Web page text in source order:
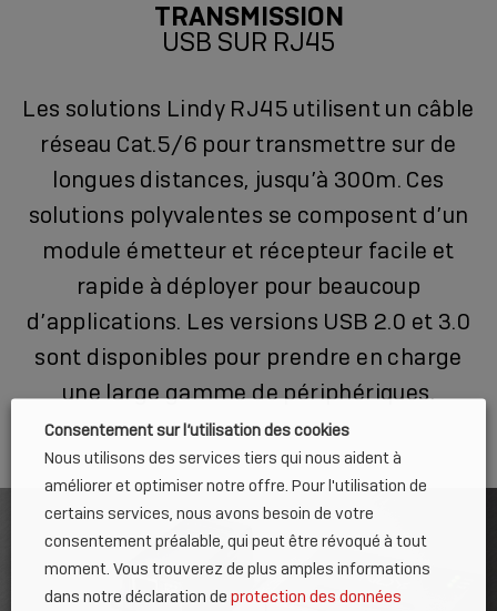
TRANSMISSION
USB SUR RJ45
Les solutions Lindy RJ45 utilisent un câble
réseau Cat.5/6 pour transmettre sur de
longues distances, jusqu’à 300m. Ces
solutions polyvalentes se composent d’un
module émetteur et récepteur facile et
rapide à déployer pour beaucoup
d’applications. Les versions USB 2.0 et 3.0
sont disponibles pour prendre en charge
une large gamme de périphériques.
Consentement sur l’utilisation des cookies
Nous utilisons des services tiers qui nous aident à
améliorer et optimiser notre offre. Pour l'utilisation de
certains services, nous avons besoin de votre
consentement préalable, qui peut être révoqué à tout
moment. Vous trouverez de plus amples informations
dans notre déclaration de protection des données